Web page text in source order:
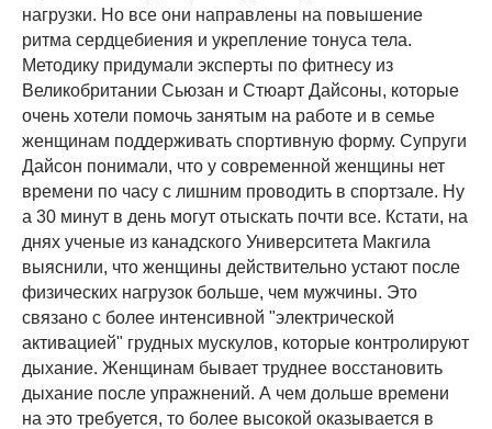
нагрузки. Но все они направлены на повышение
ритма сердцебиения и укрепление тонуса тела.
Методику придумали эксперты по фитнесу из
Великобритании Сьюзан и Стюарт Дайсоны, которые
очень хотели помочь занятым на работе и в семье
женщинам поддерживать спортивную форму. Супруги
Дайсон понимали, что у современной женщины нет
времени по часу с лишним проводить в спортзале. Ну
а 30 минут в день могут отыскать почти все. Кстати, на
днях ученые из канадского Университета Макгила
выяснили, что женщины действительно устают после
физических нагрузок больше, чем мужчины. Это
связано с более интенсивной "электрической
активацией" грудных мускулов, которые контролируют
дыхание. Женщинам бывает труднее восстановить
дыхание после упражнений. А чем дольше времени
на это требуется, то более высокой оказывается в